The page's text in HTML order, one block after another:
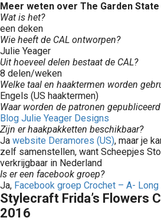
Meer weten over The Garden State
Wat is het?
een deken
Wie heeft de CAL ontworpen?
Julie Yeager
Uit hoeveel delen bestaat de CAL?
8 delen/weken
Welke taal en haaktermen worden
Engels (US haaktermen)
Waar worden de patronen
Blog Julie Yeager Designs
Zijn er haakpakketten beschikbaar?
Ja website Deramores (US), maar je
zelf samenstellen, want Scheepjes
verkrijgbaar in Nederland
Is er een facebook groep?
Ja, Facebook groep Crochet – A-
Stylecraft Frida’s Flowers
2016